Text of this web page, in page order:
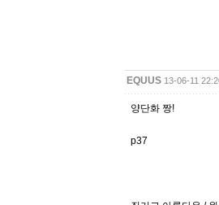
EQUUS 13-06-11
양단화 짱!
p37